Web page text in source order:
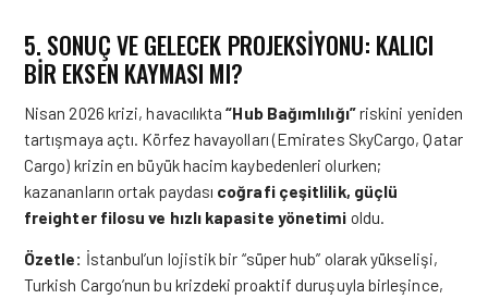
5. SONUÇ VE GELECEK PROJEKSİYONU: KALICI
BİR EKSEN KAYMASI MI?
Nisan 2026 krizi, havacılıkta“Hub Bağımlılığı”riskini yeniden
tartışmaya açtı. Körfez havayolları (Emirates SkyCargo, Qatar
Cargo) krizin en büyük hacim kaybedenleri olurken;
kazananların ortak paydası coğrafi çeşitlilik, güçlü
freighter filosu ve hızlı kapasite yönetimi oldu.
Özetle: İstanbul’un lojistik bir “süper hub” olarak yükselişi,
Turkish Cargo’nun bu krizdeki proaktif duruşuyla birleşince,